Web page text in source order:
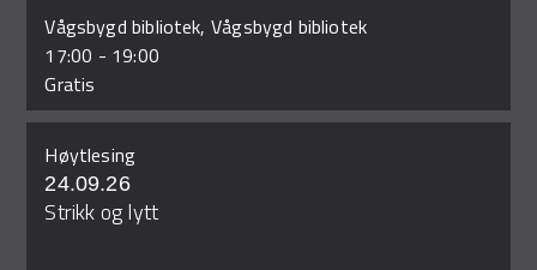
Vågsbygd bibliotek, Vågsbygd bibliotek
17:00 - 19:00
Gratis
Høytlesing
24.09.26
Strikk og lytt